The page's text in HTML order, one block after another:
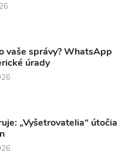
vaše správy? WhatsApp
úrady
„Vyšetrovatelia“ útočia